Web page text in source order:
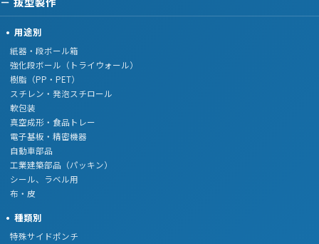
用途別
紙器・段ボール箱
強化段ボール（トライウォール）
樹脂（PP・PET）
スチレン・発泡スチロール
軟包装
真空成形・食品トレー
電子基板・精密機器
自動車部品
工業建築部品（パッキン）
シール、ラベル用
布・皮
種類別
特殊サイドポンチ